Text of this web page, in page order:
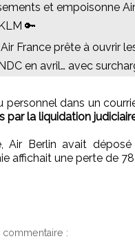
et empoisonne Air
🔑
France prête à ouvrir
en avril… avec
personnel dans un
par la liquidation
Air Berlin avait
affichait une perte de
commentaire :